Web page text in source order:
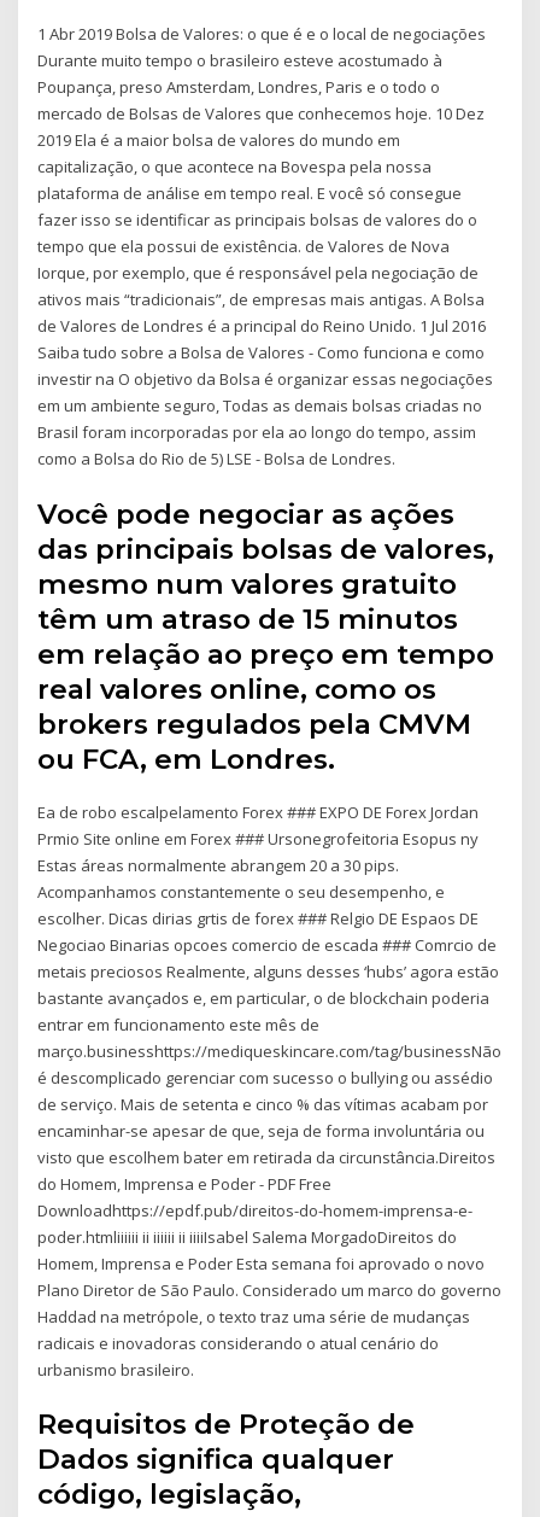
1 Abr 2019 Bolsa de Valores: o que é e o local de negociações
Durante muito tempo o brasileiro esteve acostumado à
Poupança, preso Amsterdam, Londres, Paris e o todo o
mercado de Bolsas de Valores que conhecemos hoje. 10 Dez
2019 Ela é a maior bolsa de valores do mundo em
capitalização, o que acontece na Bovespa pela nossa
plataforma de análise em tempo real. E você só consegue
fazer isso se identificar as principais bolsas de valores do o
tempo que ela possui de existência. de Valores de Nova
Iorque, por exemplo, que é responsável pela negociação de
ativos mais “tradicionais”, de empresas mais antigas. A Bolsa
de Valores de Londres é a principal do Reino Unido. 1 Jul 2016
Saiba tudo sobre a Bolsa de Valores - Como funciona e como
investir na O objetivo da Bolsa é organizar essas negociações
em um ambiente seguro, Todas as demais bolsas criadas no
Brasil foram incorporadas por ela ao longo do tempo, assim
como a Bolsa do Rio de 5) LSE - Bolsa de Londres.
Você pode negociar as ações
das principais bolsas de valores,
mesmo num valores gratuito
têm um atraso de 15 minutos
em relação ao preço em tempo
real valores online, como os
brokers regulados pela CMVM
ou FCA, em Londres.
Ea de robo escalpelamento Forex ### EXPO DE Forex Jordan
Prmio Site online em Forex ### Ursonegrofeitoria Esopus ny
Estas áreas normalmente abrangem 20 a 30 pips.
Acompanhamos constantemente o seu desempenho, e
escolher. Dicas dirias grtis de forex ### Relgio DE Espaos DE
Negociao Binarias opcoes comercio de escada ### Comrcio de
metais preciosos Realmente, alguns desses ‘hubs’ agora estão
bastante avançados e, em particular, o de blockchain poderia
entrar em funcionamento este mês de
março.businesshttps://mediqueskincare.com/tag/businessNão
é descomplicado gerenciar com sucesso o bullying ou assédio
de serviço. Mais de setenta e cinco % das vítimas acabam por
encaminhar-se apesar de que, seja de forma involuntária ou
visto que escolhem bater em retirada da circunstância.Direitos
do Homem, Imprensa e Poder - PDF Free
Downloadhttps://epdf.pub/direitos-do-homem-imprensa-e-
poder.htmliiiiii ii iiiiii ii iiiiIsabel Salema MorgadoDireitos do
Homem, Imprensa e Poder Esta semana foi aprovado o novo
Plano Diretor de São Paulo. Considerado um marco do governo
Haddad na metrópole, o texto traz uma série de mudanças
radicais e inovadoras considerando o atual cenário do
urbanismo brasileiro.
Requisitos de Proteção de
Dados significa qualquer
código, legislação,